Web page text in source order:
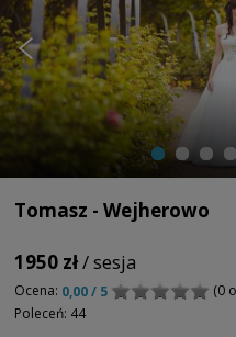
Tomasz - Wejherowo
1950 zł/ sesja
Ocena: 0,00 / 5
(0
Poleceń: 44